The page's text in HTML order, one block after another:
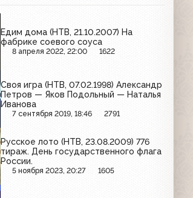
Едим дома (НТВ, 21.10.2007) На
фабрике соевого соуса
8 апреля 2022, 22:00 1622
Своя игра (НТВ, 07.02.1998) Александр
Петров — Яков Подольный — Наталья
Иванова
7 сентября 2019, 18:46 2791
Русское лото (НТВ, 23.08.2009) 776
тираж. День государственного флага
России.
5 ноября 2023, 20:27 1605